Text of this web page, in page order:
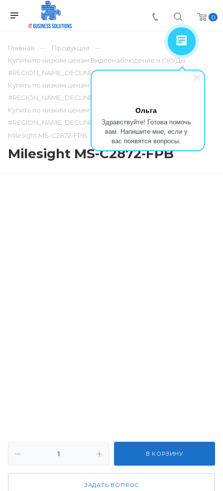
Ольга
Здравствуйте! Готова помочь
вам. Напишите мне, если у
вас появятся вопросы.
0
Главная
Продукция
Купить по низким ценам Видеонаблюдение и СКУДы
#REGION_NAME_DECLINE_PP
Купить по низким ценам Сетевые камеры
#REGION_NAME_DECLINE_PP
Купить по низким ценам Серия Pro
#REGION_NAME_DECLINE_PP
Milesight MS-C2872-FPB
Milesight MS-C2872-FPB
В КОРЗИНУ
ЗАДАТЬ ВОПРОС